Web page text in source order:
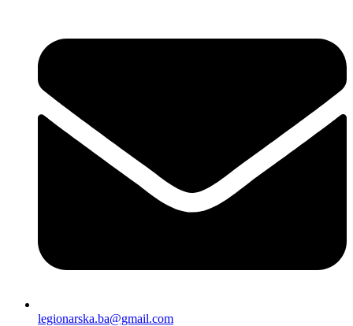
legionarska.ba@gmail.com